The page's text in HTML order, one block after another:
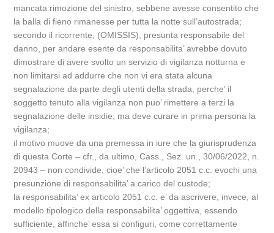
mancata rimozione del sinistro, sebbene avesse consentito che
la balla di fieno rimanesse per tutta la notte sull’autostrada;
secondo il ricorrente, (OMISSIS), presunta responsabile del
danno, per andare esente da responsabilita’ avrebbe dovuto
dimostrare di avere svolto un servizio di vigilanza notturna e
non limitarsi ad addurre che non vi era stata alcuna
segnalazione da parte degli utenti della strada, perche’ il
soggetto tenuto alla vigilanza non puo’ rimettere a terzi la
segnalazione delle insidie, ma deve curare in prima persona la
vigilanza;
il motivo muove da una premessa in iure che la giurisprudenza
di questa Corte – cfr., da ultimo, Cass., Sez. un., 30/06/2022, n.
20943 – non condivide, cioe’ che l’articolo 2051 c.c. evochi una
presunzione di responsabilita’ a carico del custode;
la responsabilita’ ex articolo 2051 c.c. e’ da ascrivere, invece, al
modello tipologico della responsabilita’ oggettiva, essendo
sufficiente, affinche’ essa si configuri, come correttamente